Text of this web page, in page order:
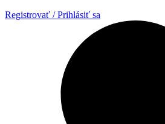
Registrovať / Prihlásiť sa